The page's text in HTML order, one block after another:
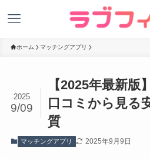
ホーム マッチングアプリ
【2025年最新版
口コミから見る
質
2025
9/09
マッチングアプリ 2025年9月9日